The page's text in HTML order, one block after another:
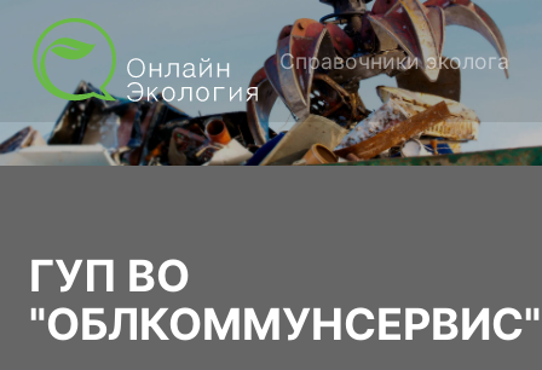
Справочники эколога
ГУП ВО
"ОБЛКОММУНСЕРВИС"